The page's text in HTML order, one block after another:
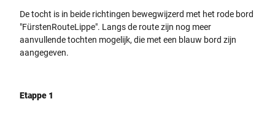
De tocht is in beide richtingen bewegwijzerd met het rode bord
"FürstenRouteLippe". Langs de route zijn nog meer
aanvullende tochten mogelijk, die met een blauw bord zijn
aangegeven.
Etappe 1